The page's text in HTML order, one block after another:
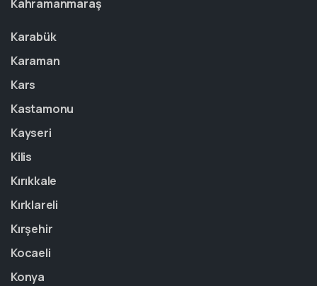
Kahramanmaraş
Karabük
Karaman
Kars
Kastamonu
Kayseri
Kilis
Kırıkkale
Kırklareli
Kırşehir
Kocaeli
Konya